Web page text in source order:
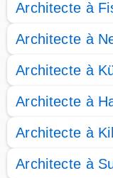
Architecte à
Architecte à
Architecte à
Architecte à
Architecte à
Architecte à